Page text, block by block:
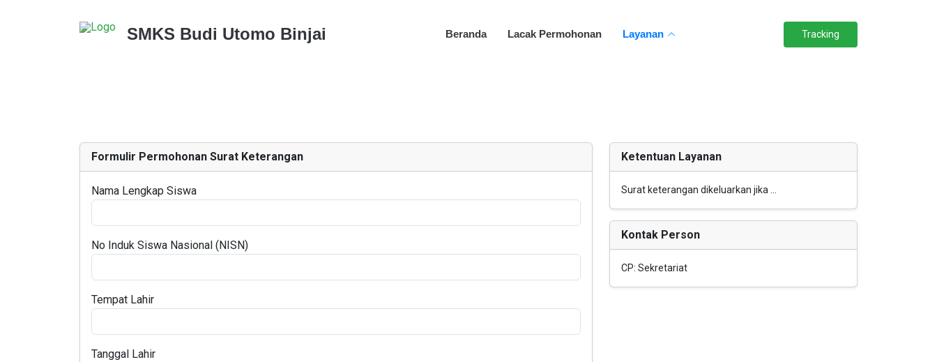
SMKS Budi Utomo Binjai Beranda Lacak Permohonan Layanan Tracking
Formulir Permohonan Surat Keterangan
Nama Lengkap Siswa
No Induk Siswa Nasional (NISN)
Tempat Lahir
Tanggal Lahir
Ketentuan Layanan
Surat keterangan dikeluarkan jika ...
Kontak Person
CP: Sekretariat